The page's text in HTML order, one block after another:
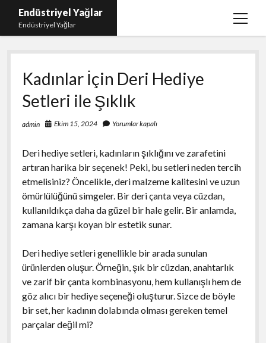
Endüstriyel Yağlar
Endüstriyel Yağlar
menüyü
Igtv Yorum Hilesi Ücretsiz
Instagram Gizli Hesap Görme Uygulamasız
Linkedin Beğeni Yükleme
Liste
Ücretsiz Şifresiz Twitter Beğeni Hilesi
Kadınlar İçin Deri Hediye
Setleri ile Şıklık
admin Ekim 15, 2024 Yorumlar kapalı
Deri hediye setleri, kadınların şıklığını ve zarafetini
artıran harika bir seçenek! Peki, bu setleri neden tercih
etmelisiniz? Öncelikle, deri malzeme kalitesini ve uzun
ömürlülüğünü simgeler. Bir deri çanta veya cüzdan,
kullanıldıkça daha da güzel bir hale gelir. Bir anlamda,
zamana karşı koyan bir estetik sunar.
Deri hediye setleri genellikle bir arada sunulan
ürünlerden oluşur. Örneğin, şık bir cüzdan, anahtarlık
ve zarif bir çanta kombinasyonu, hem kullanışlı hem de
göz alıcı bir hediye seçeneği oluşturur. Sizce de böyle
bir set, her kadının dolabında olması gereken temel
parçalar değil mi?